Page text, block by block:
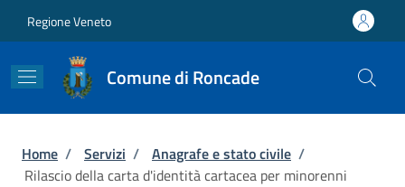
Regione Veneto
Comune di Roncade
Briciole di pane
Home / Servizi / Anagrafe e stato civile /
Rilascio della carta d'identità cartacea per minorenni